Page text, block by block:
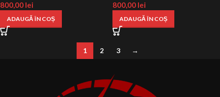
800,00 lei
ADAUGĂ ÎN COȘ
800,00 lei
ADAUGĂ ÎN COȘ
1 2 3 →